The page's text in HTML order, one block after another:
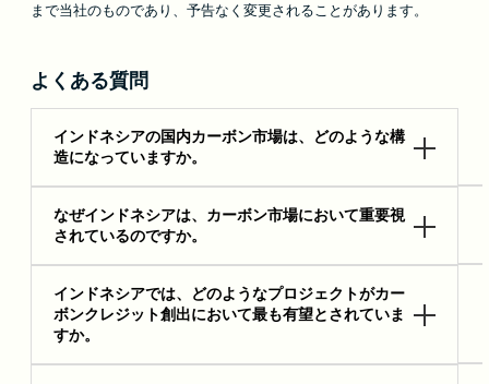
まで当社のものであり、予告なく変更されることがあります。
よくある質問
インドネシアの国内カーボン市場は、どのような構
造になっていますか。
インドネシアでは、排出量取引制度（ETS）と、カー
ボンクレジット（オフセット）制度の双方が運用され
ています。2023年に開始されたETSは、主に電力部門
を対象としており、各発電所には「PTBAE-PU」と呼
ばれる技術別の排出上限が割り当てられています。排
なぜインドネシアは、カーボン市場において重要視
されているのですか。
インドネシアは、広大な熱帯林、泥炭地、マングロー
ブ、水田など、世界有数の自然由来の炭素吸収源を有
しており、温室効果ガス削減において非常に高い潜在
インドネシアでは、どのようなプロジェクトがカー
ボンクレジット創出において最も有望とされていま
すか。